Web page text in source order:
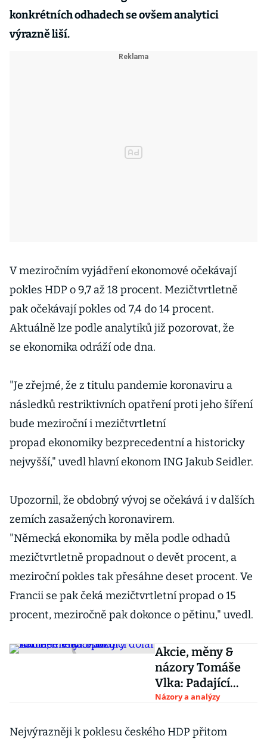
konkrétních odhadech se ovšem analytici
výrazně liší.
V meziročním vyjádření ekonomové očekávají
pokles HDP o 9,7 až 18 procent. Mezičtvrtletně
pak očekávají pokles od 7,4 do 14 procent.
Aktuálně lze podle analytiků již pozorovat, že
se ekonomika odráží ode dna.
"Je zřejmé, že z titulu pandemie koronaviru a
následků restriktivních opatření proti jeho šíření
bude meziroční i mezičtvrtletní
propad ekonomiky bezprecedentní a historicky
nejvyšší," uvedl hlavní ekonom ING Jakub Seidler.
Upozornil, že obdobný vývoj se očekává i v dalších
zemích zasažených koronavirem.
"Německá ekonomika by měla podle odhadů
mezičtvrtletně propadnout o devět procent, a
meziroční pokles tak přesáhne deset procent. Ve
Francii se pak čeká mezičtvrtletní propad o 15
procent, meziročně pak dokonce o pětinu," uvedl.
Akcie, měny &
názory Tomáše
Vlka: Padající
dolar marně
Názory a analýzy
Nejvýrazněji k poklesu českého HDP přitom